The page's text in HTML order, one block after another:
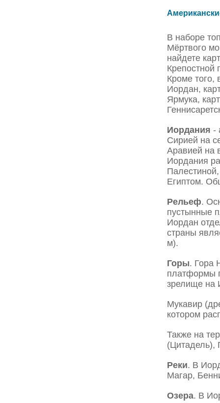
В наборе
Мёртвого
найдете
Крепостной
Кроме того,
Иордан,
Ярмука,
Иордания -
Сирией на
Аравией на
Иордания
Египтом.
Рельеф.
пустынные
Иордан
страны
м).
Горы. Гора
платформы
зрелище на
Мукавир
котором
Также на
(Цитадель),
Реки. В
Магар,
Озера. В